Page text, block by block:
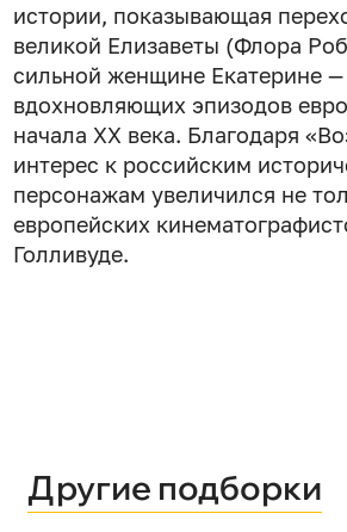
истории, показывающая
великой Елизаветы (Флора
сильной женщине Екатерине
вдохновляющих эпизодов
начала XX века. Благодаря
интерес к российским
персонажам увеличился не
европейских
Голливуде.
Другие подборки